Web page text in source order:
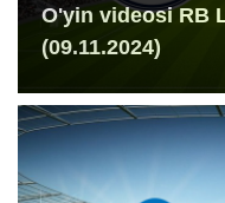
O'yin videosi RB
(09.11.2024)